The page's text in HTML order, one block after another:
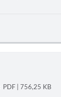
PDF | 756,25 KB